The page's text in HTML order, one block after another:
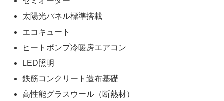
太陽光パネル標準搭載
エコキュート
ヒートポンプ冷暖房エアコン
LED照明
鉄筋コンクリート造布基礎
高性能グラスウール（断熱材）